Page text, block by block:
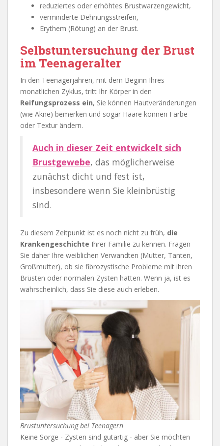
reduziertes oder erhöhtes Brustwarzengewicht,
verminderte Dehnungsstreifen,
Erythem (Rötung) an der Brust.
Selbstuntersuchung der Brust
im Teenageralter
In den Teenagerjahren, mit dem Beginn Ihres
monatlichen Zyklus, tritt Ihr Körper in den
Reifungsprozess ein, Sie können Hautveränderungen
(wie Akne) bemerken und sogar Haare können Farbe
oder Textur ändern.
Auch in dieser Zeit entwickelt sich
Brustgewebe, das möglicherweise
zunächst dicht und fest ist,
insbesondere wenn Sie kleinbrüstig
sind.
Zu diesem Zeitpunkt ist es noch nicht zu früh, die
Krankengeschichte Ihrer Familie zu kennen. Fragen
Sie daher Ihre weiblichen Verwandten (Mutter, Tanten,
Großmutter), ob sie fibrozystische Probleme mit ihren
Brüsten oder normalen Zysten hatten. Wenn ja, ist es
wahrscheinlich, dass Sie diese auch erleben.
Brustuntersuchung bei Teenagern
Keine Sorge - Zysten sind gutartig - aber Sie möchten